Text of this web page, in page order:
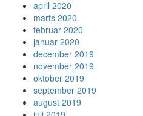
april 2020
marts 2020
februar 2020
januar 2020
december 2019
november 2019
oktober 2019
september 2019
august 2019